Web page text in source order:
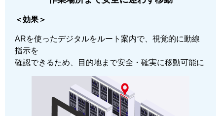
＜効果＞
ARを使ったデジタルをルート案内で、視覚的に動線
指示を
確認できるため、目的地まで安全・確実に移動可能に